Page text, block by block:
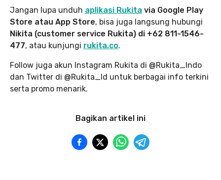
Jangan lupa unduh aplikasi Rukita via Google Play
Store atau App Store, bisa juga langsung hubungi
Nikita (customer service Rukita) di +62 811-1546-
477, atau kunjungi rukita.co.
Follow juga akun Instagram Rukita di @Rukita_Indo
dan Twitter di @Rukita_Id untuk berbagai info terkini
serta promo menarik.
Bagikan artikel ini